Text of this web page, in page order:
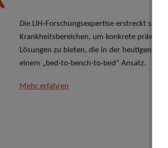
Die LIH-Forschungsexpertise erstreckt sich
Krankheitsbereichen, um konkrete
Lösungen zu bieten, die in der heutigen
einem „bed-to-bench-to-bed“ Ansatz.
Mehr erfahren